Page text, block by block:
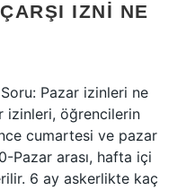
IZNI NE
Pazar izinleri ne
izinleri, öğrencilerin
cumartesi ve pazar
Pazar arası, hafta içi
6 ay askerlikte kaç